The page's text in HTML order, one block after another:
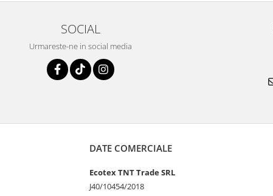
SOCIAL
Urmareste-ne in social media
DATE COMERCIALE
Ecotex TNT Trade SRL
J40/10454/2018